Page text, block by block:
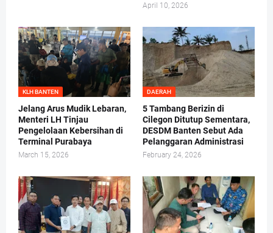
April 10, 2026
KLH BANTEN
Jelang Arus Mudik Lebaran,
Menteri LH Tinjau
Pengelolaan Kebersihan di
Terminal Purabaya
March 15, 2026
DAERAH
5 Tambang Berizin di
Cilegon Ditutup Sementara,
DESDM Banten Sebut Ada
Pelanggaran Administrasi
February 24, 2026